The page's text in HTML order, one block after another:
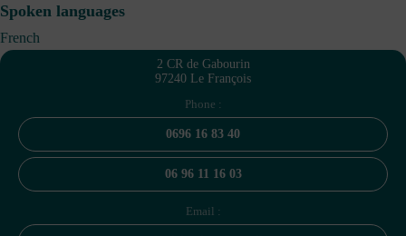
Spoken languages
French
2 CR de Gabourin
97240 Le François
Phone :
0696 16 83 40
06 96 11 16 03
Email :